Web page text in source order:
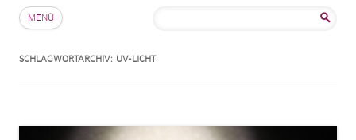
MENÜ
SCHLAGWORTARCHIV: UV-LICHT